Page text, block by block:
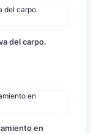
del carpo.
en